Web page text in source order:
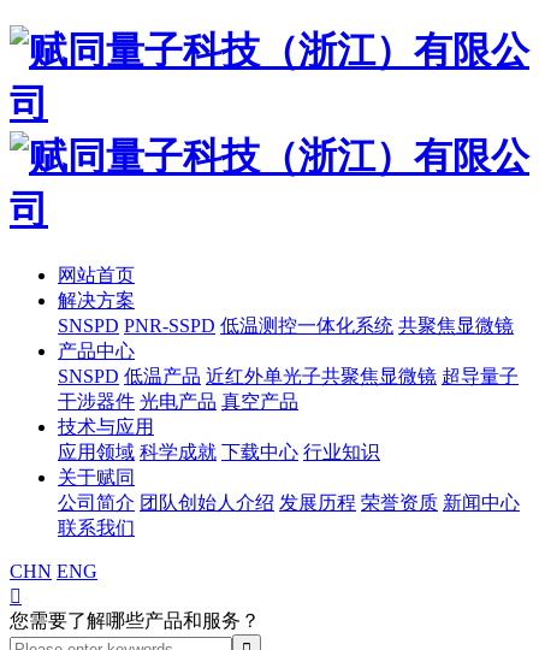
网站首页
解决方案
SNSPD PNR-SSPD 低温测控一体化系统 共聚焦显微镜
产品中心
SNSPD 低温产品 近红外单光子共聚焦显微镜 超导量子
干涉器件 光电产品 真空产品
技术与应用
应用领域 科学成就 下载中心 行业知识
关于赋同
公司简介 团队创始人介绍 发展历程 荣誉资质 新闻中心
联系我们
CHN ENG

您需要了解哪些产品和服务？